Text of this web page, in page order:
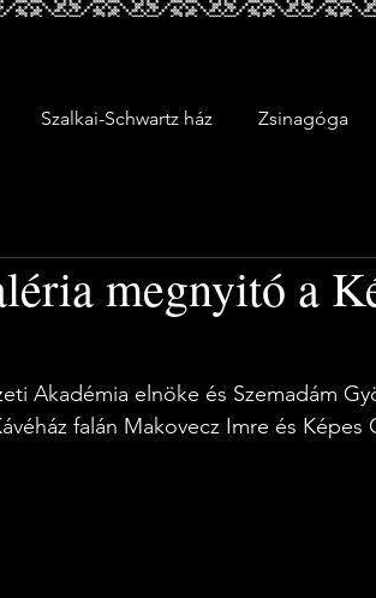
Szalkai-Schwartz ház Zsinagóga
megnyitó a
Akadémia elnöke és Szemadám
falán Makovecz Imre és Képes